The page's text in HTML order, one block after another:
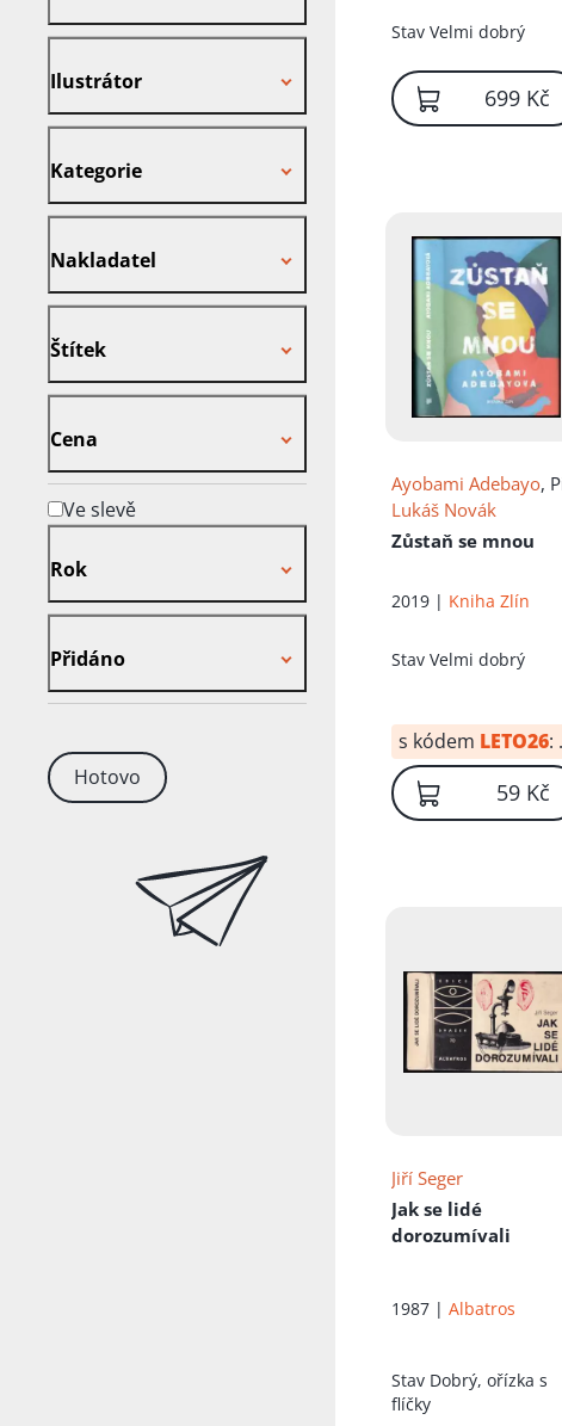
Ilustrátor
Kategorie
Nakladatel
Štítek
Cena
Ve slevě
Rok
Přidáno
Hotovo
StavVelmi dobrý
699 Kč
Ayobami Adebayo,
Lukáš Novák
Zůstaň se mnou
2019 | Kniha Zlín
StavVelmi dobrý
s kódem LETO26:
59 Kč
Jiří Seger
Jak se lidé
dorozumívali
1987 |Albatros
Stav Dobrý, ořízka s
flíčky
Přidáno do